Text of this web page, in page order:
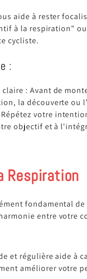
aide à rester
à la respiration"
cycliste.
:
: Avant de
la découverte
votre
objectif et à
Respiration
fondamental
entre votre
et régulière aide à
améliorer votre